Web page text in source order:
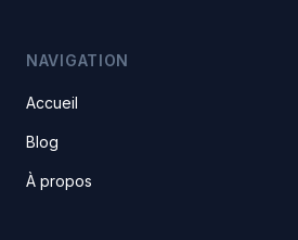
NAVIGATION
Accueil
Blog
À propos